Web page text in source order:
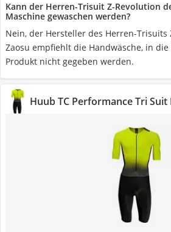
Kann der Herren-Trisuit Z-Revolution
Maschine gewaschen werden?
Nein, der Hersteller des Herren-Trisuits
Zaosu empfiehlt die Handwäsche, in
Produkt nicht gegeben werden.
Huub TC Performance Tri Suit